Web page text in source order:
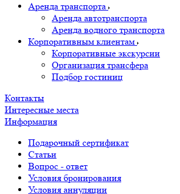
Аренда транспорта
Аренда автотранспорта
Аренда водного транспорта
Корпоративным клиентам
Корпоративные экскурсии
Организация трансфера
Подбор гостиниц
Контакты
Интересные места
Информация
Подарочный сертификат
Статьи
Вопрос - ответ
Условия бронирования
Условия аннуляции